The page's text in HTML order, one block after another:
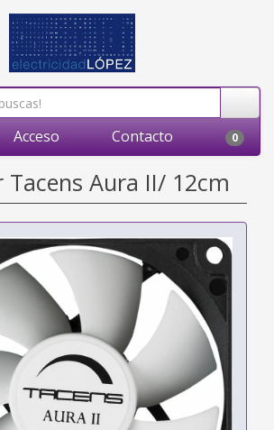
Acceso Contacto 0
Aura II/ 12cm